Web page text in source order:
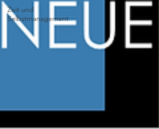
Zeit und
Selbstmanagement